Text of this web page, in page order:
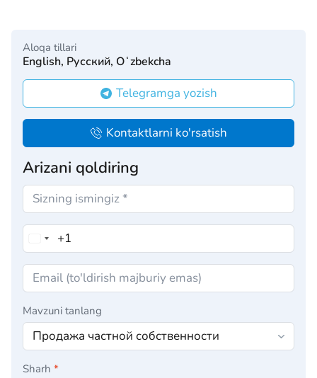
Aloqa tillari
English, Русский, Oʻzbekcha
Telegramga yozish
Kontaktlarni ko'rsatish
Arizani qoldiring
Mavzuni tanlang
Sharh *